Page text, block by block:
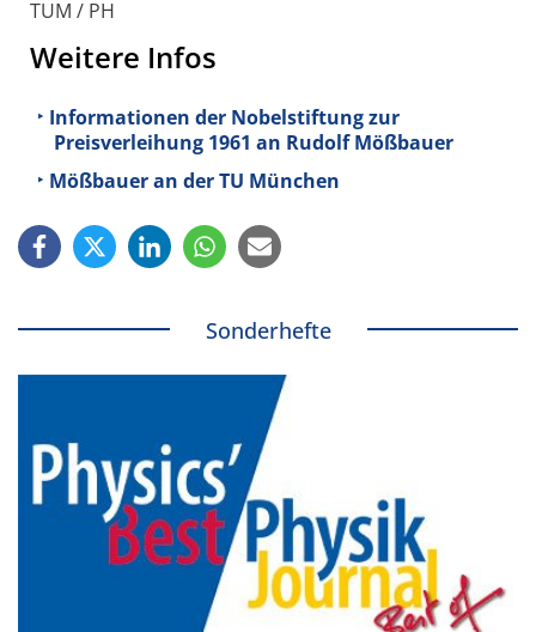
TUM / PH
Weitere Infos
Informationen der Nobelstiftung zur
Preisverleihung 1961 an Rudolf Mößbauer
Mößbauer an der TU München
Sonderhefte